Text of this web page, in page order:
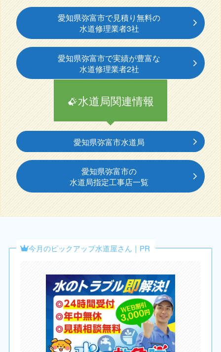
愛知県弥富市で見積り無料の
水道修理業者3社
愛知県弥富市で実績が豊富な
水道修理業者2社
水道局関連情報
愛知県弥富市水道局
愛知県弥富市の
水道局指定工事店一覧
今月のピックアップ水道屋さん｜PR